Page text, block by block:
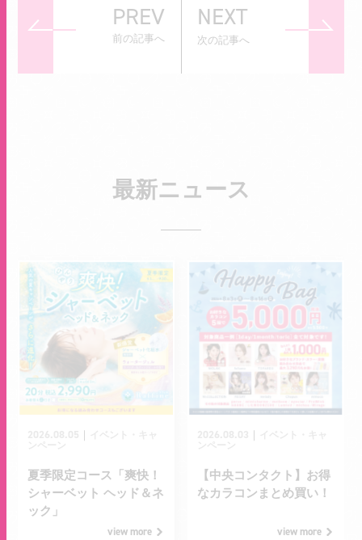
PREV
前の記事へ
NEXT
次の記事へ
最新ニュース
夏季限定コース「爽快！
シャーベット ヘッド＆ネ
ック」
view more
【中央コンタクト】お得
なカラコンまとめ買い！
view more